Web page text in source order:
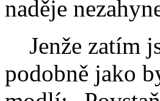
naděje
Jenže zatím
podobně jako